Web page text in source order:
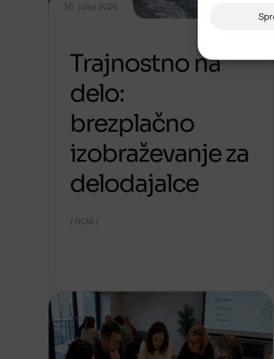
30. julija 2026
Trajnostno na
delo:
brezplačno
izobraževanje za
delodajalce
/ RCM /